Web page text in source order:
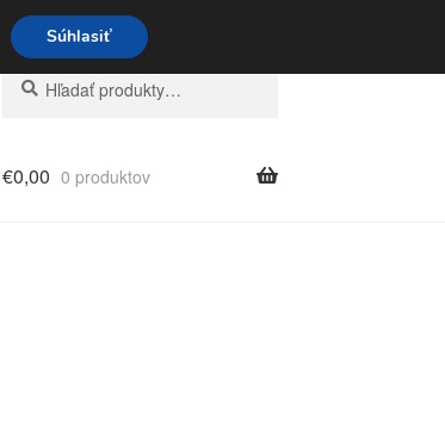
Hľadať:
Vyhľadávanie
€0,00 0 produktov
Súhlasiť